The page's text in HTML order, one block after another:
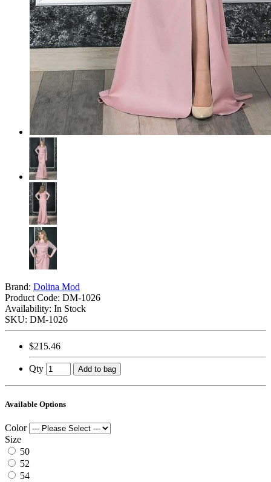
Brand: Dolina Mod
Product Code: DM-1026
Availability: In Stock
SKU: DM-1026
$215.46
Qty Add to bag
Available Options
Color
Size
50
52
54